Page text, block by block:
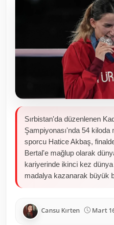
Sivil Toplum Kuruluşları
Kamu Kurumları ve Üst
Resmi Reklamlar
Sırbistan'da düzenlenen
Şampiyonası'nda 54 kiloda
sporcu Hatice Akbaş,
Bertal'e mağlup olarak
kariyerinde ikinci kez
madalya kazanarak büyük
Cansu Kırten Mart